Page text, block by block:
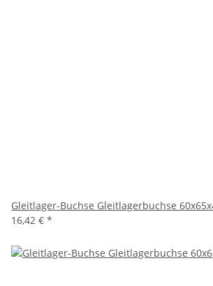
Gleitlager-Buchse Gleitlagerbuchse
16,42 € *